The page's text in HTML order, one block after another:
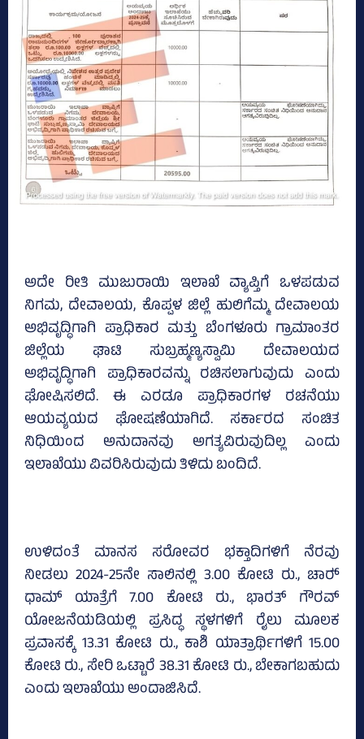
ಅದೇ ರೀತಿ ಮುಜುರಾಯಿ ಇಲಾಖೆ ವ್ಯಾಪ್ತಿಗೆ ಒಳಪಡುವ
ನಿಗಮ, ದೇವಾಲಯ, ಕೊಪ್ಪಳ ಜಿಲ್ಲೆ ಹುಲಿಗೆಮ್ಮ ದೇವಾಲಯ
ಅಭಿವೃದ್ಧಿಗಾಗಿ ಪ್ರಾಧಿಕಾರ ಮತ್ತು ಬೆಂಗಳೂರು ಗ್ರಾಮಾಂತರ
ಜಿಲ್ಲೆಯ ಘಾಟಿ ಸುಬ್ರಹ್ಮಣ್ಯಸ್ವಾಮಿ ದೇವಾಲಯದ
ಅಭಿವೃದ್ಧಿಗಾಗಿ ಪ್ರಾಧಿಕಾರವನ್ನು ರಚಿಸಲಾಗುವುದು ಎಂದು
ಘೋಷಿಸಲಿದೆ. ಈ ಎರಡೂ ಪ್ರಾಧಿಕಾರಗಳ ರಚನೆಯು
ಆಯವ್ಯಯದ ಘೋಷಣೆಯಾಗಿದೆ. ಸರ್ಕಾರದ ಸಂಚಿತ
ನಿಧಿಯಿಂದ ಅನುದಾನವು ಅಗತ್ಯವಿರುವುದಿಲ್ಲ ಎಂದು
ಇಲಾಖೆಯು ವಿವರಿಸಿರುವುದು ತಿಳಿದು ಬಂದಿದೆ.
ಉಳಿದಂತೆ ಮಾನಸ ಸರೋವರ ಭಕ್ತಾದಿಗಳಿಗೆ ನೆರವು
ನೀಡಲು 2024-25ನೇ ಸಾಲಿನಲ್ಲಿ 3.00 ಕೋಟಿ ರು., ಚಾರ್‍‌
ಧಾಮ್‌ ಯಾತ್ರೆಗೆ 7.00 ಕೋಟಿ ರು., ಭಾರತ್‌ ಗೌರವ್‌
ಯೋಜನೆಯಡಿಯಲ್ಲಿ ಪ್ರಸಿದ್ಧ ಸ್ಥಳಗಳಿಗೆ ರೈಲು ಮೂಲಕ
ಪ್ರವಾಸಕ್ಕೆ 13.31 ಕೋಟಿ ರು., ಕಾಶಿ ಯಾತ್ರಾರ್ಥಿಗಳಿಗೆ 15.00
ಕೋಟಿ ರು., ಸೇರಿ ಒಟ್ಟಾರೆ 38.31 ಕೋಟಿ ರು., ಬೇಕಾಗಬಹುದು
ಎಂದು ಇಲಾಖೆಯು ಅಂದಾಜಿಸಿದೆ.